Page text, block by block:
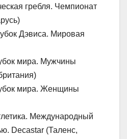
гребля. Чемпионат
Дэвиса. Мировая
мира. Мужчины
мира. Женщины
Международный
Decastar (Таленс,